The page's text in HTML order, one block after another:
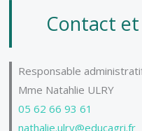
Contact
Responsable
Mme Natahlie ULRY
05 62 66 93 61
nathalie.ulry@educagri.fr